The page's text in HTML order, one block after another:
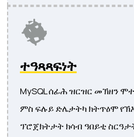
ተዓጻጻፍነት
MySQL ሰፊሕ ዝርዝር መኽዘን
ምስ ፍሉይ ድሌታትካ ክትጥዕሞ
ፕሮጀክትታት ክሳብ ዓበይቲ